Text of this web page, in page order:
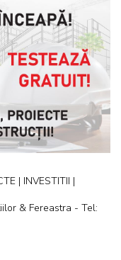
| INVESTITII |
& Fereastra - Tel: